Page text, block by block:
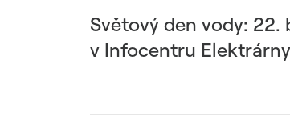
Světový den vody: 22.
v Infocentru